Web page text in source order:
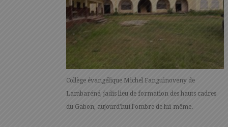
Collège évangélique Michel Fanguinoveny de
Lambaréné, jadis lieu de formation des hauts cadres
du Gabon, aujourd’hui l’ombre de lui-même.